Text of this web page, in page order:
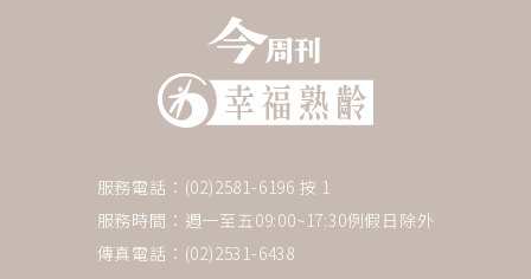
服務電話：(02)2581-6196 按 1
服務時間：週一至五09:00~17:30例假日除外
傳真電話：(02)2531-6438